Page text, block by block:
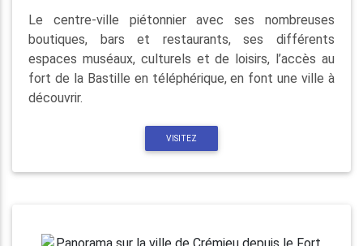
Le centre-ville piétonnier avec ses nombreuses
boutiques, bars et restaurants, ses différents
espaces muséaux, culturels et de loisirs, l’accès au
fort de la Bastille en téléphérique, en font une ville à
découvrir.
VISITEZ